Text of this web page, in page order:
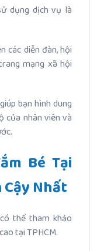
dụng dịch vụ là
các diễn đàn, hội
mạng xã hội
bạn hình dung
của nhân viên và
Bé Tại
Cậy Nhất
thể tham khảo
tại TPHCM.